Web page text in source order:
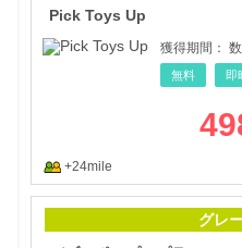
Pick Toys Up
獲得期間：
無料 即
+24mile
グレ